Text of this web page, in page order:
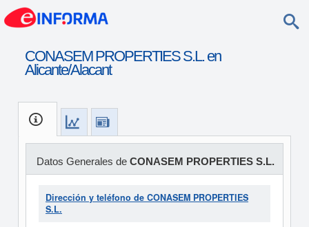
CONASEM PROPERTIES S.L. en
Alicante/Alacant
Datos Generales de CONASEM PROPERTIES S.L.
Dirección y teléfono de CONASEM PROPERTIES
S.L.